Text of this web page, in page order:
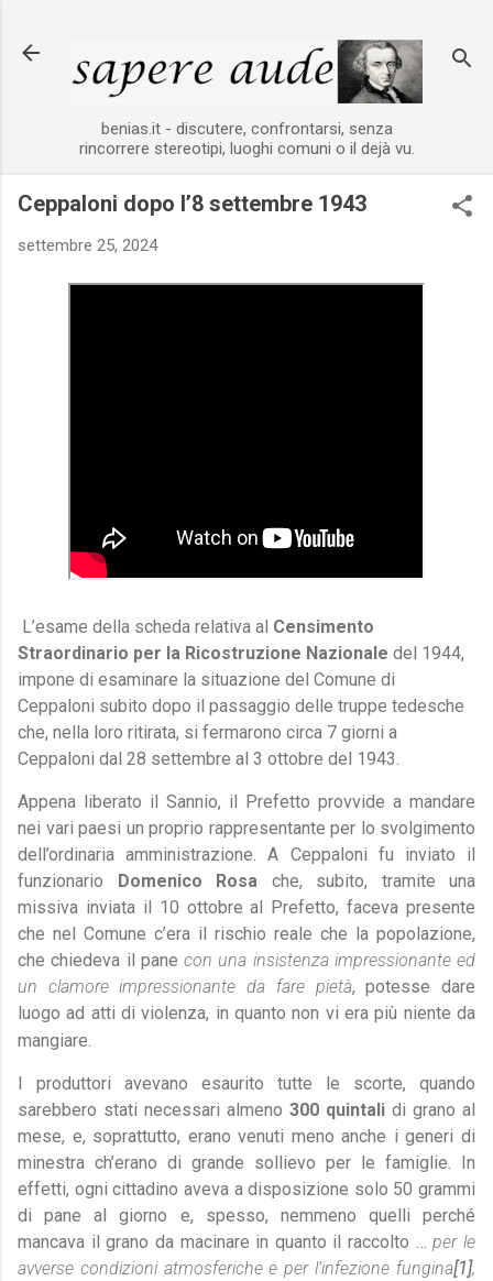
benias.it - discutere, confrontarsi, senza
rincorrere stereotipi, luoghi comuni o il dejà vu.
Ceppaloni dopo l’8 settembre 1943
settembre 25, 2024
L’esame della scheda relativa al Censimento
Straordinario per la Ricostruzione Nazionale del 1944,
impone di esaminare la situazione del Comune di
Ceppaloni subito dopo il passaggio delle truppe tedesche
che, nella loro ritirata, si fermarono circa 7 giorni a
Ceppaloni dal 28 settembre al 3 ottobre del 1943.
Appena liberato il Sannio, il Prefetto provvide a mandare
nei vari paesi un proprio rappresentante per lo svolgimento
dell’ordinaria amministrazione. A Ceppaloni fu inviato il
funzionario
Domenico Rosa che, subito, tramite una
missiva inviata il 10 ottobre al Prefetto, faceva presente
che nel Comune c’era il rischio reale che la popolazione,
che chiedeva il pane con una insistenza impressionante ed
un clamore impressionante da fare pietà, potesse dare
luogo ad atti di violenza, in quanto non vi era più niente da
mangiare.
I produttori avevano esaurito tutte le scorte, quando
sarebbero stati necessari almeno 300 quintali di grano al
mese, e, soprattutto, erano venuti meno anche i generi di
minestra ch’erano di grande sollievo per le famiglie. In
effetti, ogni cittadino aveva a disposizione solo 50 grammi
di pane al giorno e, spesso, nemmeno quelli perché
mancava il grano da macinare in quanto il raccolto …per le
avverse condizioni atmosferiche e per l’infezione fungina[1],